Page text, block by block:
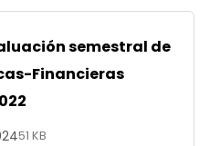
semestral de
Financieras
51 KB